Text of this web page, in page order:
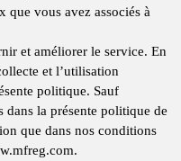
que vous avez associés à
et améliorer le service. En
et l’utilisation
politique. Sauf
la présente politique de
que dans nos conditions